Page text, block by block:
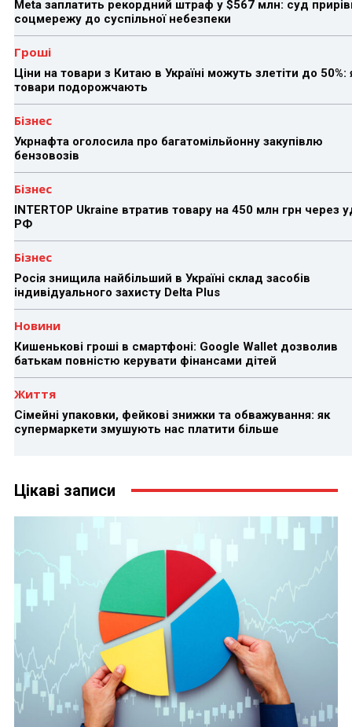
Meta заплатить рекордний штраф у $567 млн: суд
соцмережу до суспільної небезпеки
Гроші
Ціни на товари з Китаю в Україні можуть злетіти до 50%:
товари подорожчають
Бізнес
Укрнафта оголосила про багатомільйонну закупівлю
бензовозів
Бізнес
INTERTOP Ukraine втратив товару на 450 млн грн через
РФ
Бізнес
Росія знищила найбільший в Україні склад засобів
індивідуального захисту Delta Plus
Новини
Кишенькові гроші в смартфоні: Google Wallet дозволив
батькам повністю керувати фінансами дітей
Життя
Сімейні упаковки, фейкові знижки та обважування: як
супермаркети змушують нас платити більше
Цікаві записи